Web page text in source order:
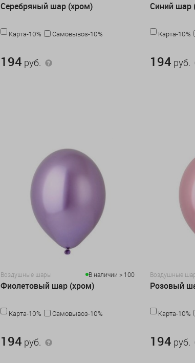
Серебряный шар (хром)
Карта-10%
Самовывоз-10%
194 руб.
Синий шар
Карта-10%
194 руб.
Воздушные шары В наличии > 100
Фиолетовый шар (хром)
Карта-10%
Самовывоз-10%
194 руб.
Воздушные
Розовый
Карта-10%
194 руб.